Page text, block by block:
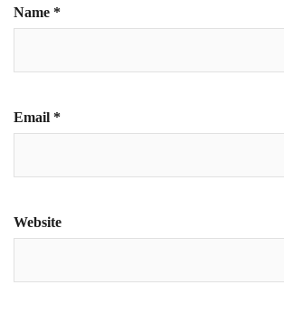
Name *
Email *
Website